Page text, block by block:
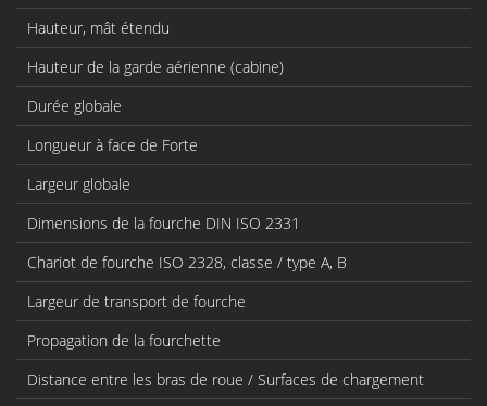
Hauteur, mât étendu
Hauteur de la garde aérienne (cabine)
Durée globale
Longueur à face de Forte
Largeur globale
Dimensions de la fourche DIN ISO 2331
Chariot de fourche ISO 2328, classe / type A, B
Largeur de transport de fourche
Propagation de la fourchette
Distance entre les bras de roue / Surfaces de chargement